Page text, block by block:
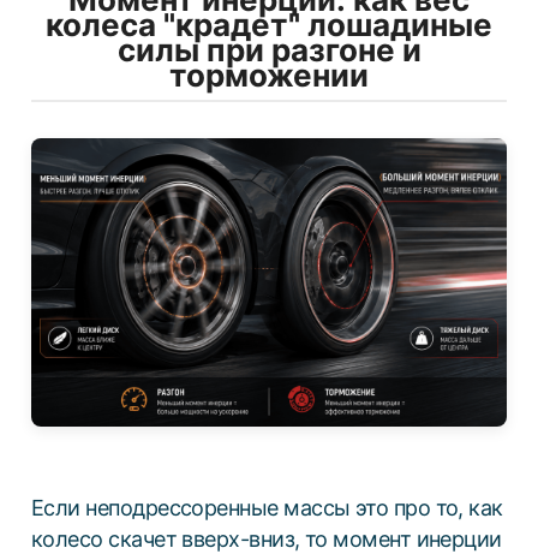
колеса "крадет" лошадиные
силы при разгоне и
торможении
Если неподрессоренные массы это про то, как
колесо скачет вверх-вниз, то момент инерции